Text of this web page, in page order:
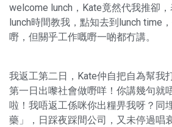
welcome lunch，Kate竟然代我推卻
lunch時間教我，點知去到lunch time
嘢，但關乎工作嘅嘢一啲都冇講。
我返工第二日，Kate仲自把自為幫我
第一日出嚟社會做嘢咩！你講幾句就
啦！我唔返工係咪你出糧畀我呀？同
藥」，日踩夜踩間公司，又未停過唱